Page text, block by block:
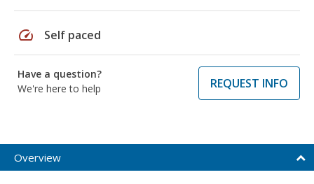
speed Self paced
Have a question?
We're here to help
REQUEST INFO
Overview